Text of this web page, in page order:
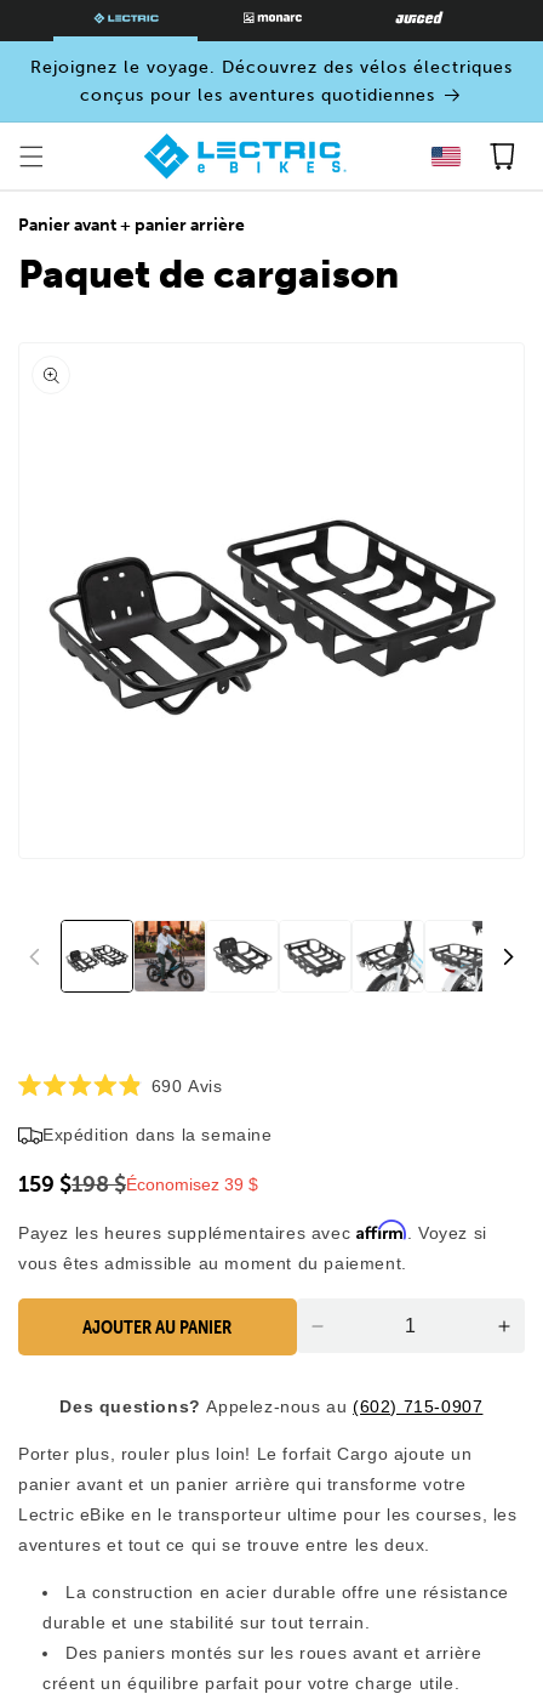
Rejoignez le voyage. Découvrez des vélos électriques
conçus pour les aventures quotidiennes
Panier
Panier avant + panier arrière
Paquet de cargaison
Ouvrir
4,9
sur
étoiles
690 AvisCliquez
faire
jusqu'aux
Expédition dans la semaine
159 $198 $ Économisez 39 $
Payez les heures supplémentaires avec Affirm . Voyez si
vous êtes admissible au moment du paiement.
Diminution
quantité
le
colis
de
cargaison
AJOUTER AU PANIER
Des questions? Appelez-nous au(602) 715-0907
Porter plus, rouler plus loin! Le forfait Cargo ajoute un
panier avant et un panier arrière qui transforme votre
Lectric eBike en le transporteur ultime pour les courses, les
aventures et tout ce qui se trouve entre les deux.
La construction en acier durable offre une résistance
durable et une stabilité sur tout terrain.
Des paniers montés sur les roues avant et arrière
créent un équilibre parfait pour votre charge utile.